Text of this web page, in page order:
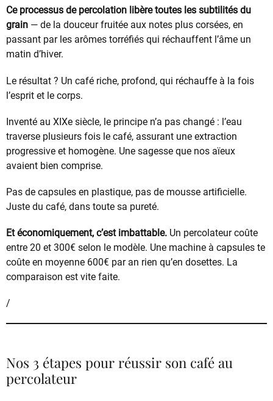
Ce processus de percolation libère toutes les subtilités du
grain — de la douceur fruitée aux notes plus corsées, en
passant par les arômes torréfiés qui réchauffent l’âme un
matin d’hiver.
Le résultat ? Un café riche, profond, qui réchauffe à la fois
l’esprit et le corps.
Inventé au XIXe siècle, le principe n’a pas changé : l’eau
traverse plusieurs fois le café, assurant une extraction
progressive et homogène. Une sagesse que nos aïeux
avaient bien comprise.
Pas de capsules en plastique, pas de mousse artificielle.
Juste du café, dans toute sa pureté.
Et économiquement, c’est imbattable. Un percolateur coûte
entre 20 et 300€ selon le modèle. Une machine à capsules te
coûte en moyenne 600€ par an rien qu’en dosettes. La
comparaison est vite faite.
/
Nos 3 étapes pour réussir son café au
percolateur